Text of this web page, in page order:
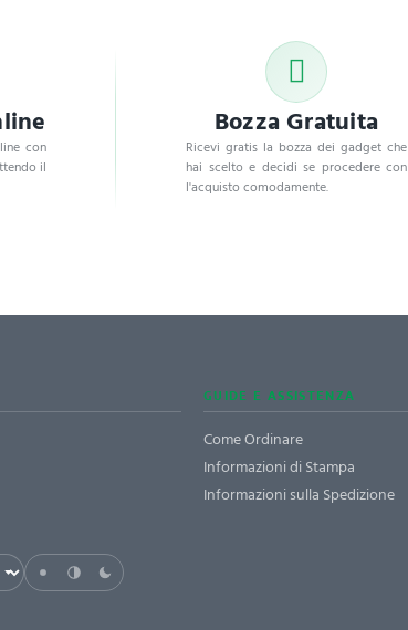
con
il
Bozza Gratuita
Ricevi gratis la bozza dei gadget che
hai scelto e decidi se procedere con
l'acquisto comodamente.
GUIDE E ASSISTENZA
Come Ordinare
Informazioni di Stampa
Informazioni sulla Spedizione